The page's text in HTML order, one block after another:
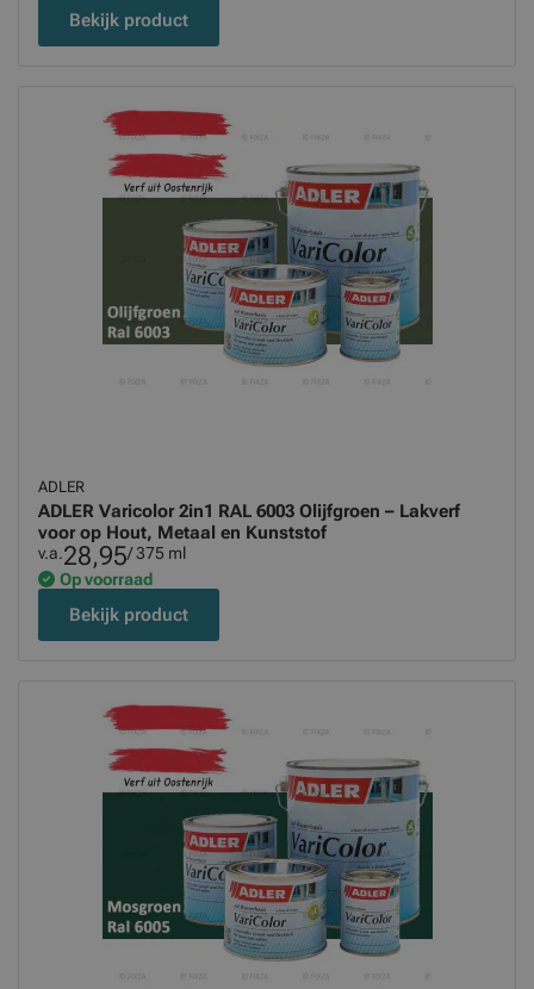
Bekijk product
ADLER
ADLER Varicolor 2in1 RAL 6003 Olijfgroen – Lakverf
voor op Hout, Metaal en Kunststof
v.a.28,95/ 375 ml
Op voorraad
Bekijk product